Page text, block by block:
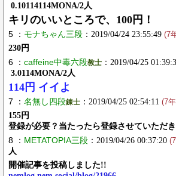
0.10114114MONA/2人
キリのいいところで、100円！
5 ： モナちゃん三段 ：2019/04/24 23:55:49 (7
230円
6 ： caffeine中毒六段教士 ：2019/04/25
3.0114MONA/2人
114円 イイよ
7 ： 名無し四段錬士 ：2019/04/25 02:54:11 (7
155円
登録が必要？当たったら登録させていただき
8 ： METATOPIA三段 ：2019/04/26 00:37:20
人
開催記事を投稿しました!!